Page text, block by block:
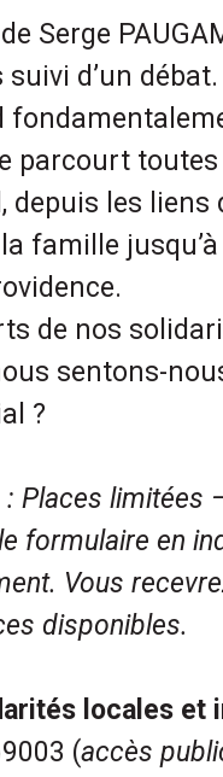
Serge
d’un
parcourt
depuis les liens
famille
de nos
sentons-
?
: Places limitées
formulaire en
Vous
disponibles.
locales et
(accès